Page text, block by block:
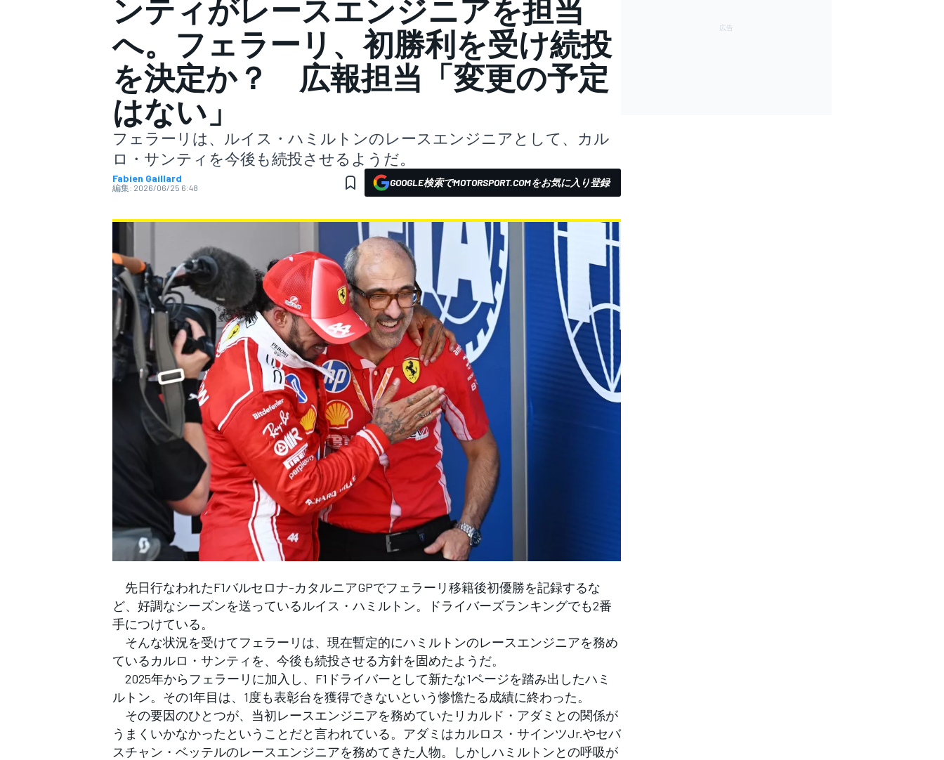
スーパーフォーミュラ
スーパーGT
WEC
フォーミュラE
ンティがレースエンジニアを担当
へ。フェラーリ、初勝利を受け続投
を決定か？ 広報担当「変更の予定
はない」
フェラーリは、ルイス・ハミルトンのレースエンジニアとして、カル
ロ・サンティを今後も続投させるようだ。
Fabien Gaillard
編集: 2026/06/25 6:48 GOOGLE検索でMOTORSPORT.COMをお気に入り登録
先日行なわれたF1バルセロナ-カタルニアGPでフェラーリ移籍後初優勝を記録するな
ど、好調なシーズンを送っているルイス・ハミルトン。ドライバーズランキングでも2番
手につけている。
そんな状況を受けてフェラーリは、現在暫定的にハミルトンのレースエンジニアを務め
ているカルロ・サンティを、今後も続投させる方針を固めたようだ。
2025年からフェラーリに加入し、F1ドライバーとして新たな1ページを踏み出したハミ
ルトン。その1年目は、1度も表彰台を獲得できないという惨憺たる成績に終わった。
その要因のひとつが、当初レースエンジニアを務めていたリカルド・アダミとの関係が
うまくいかなかったということだと言われている。アダミはカルロス・サインツJr.やセバ
スチャン・ベッテルのレースエンジニアを務めてきた人物。しかしハミルトンとの呼吸が